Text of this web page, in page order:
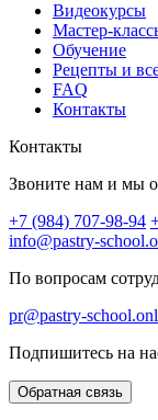
Видеокурсы
Мастер-
Обучение
Рецепты и
FAQ
Контакты
Контакты
Звоните нам и мы
+7 (984) 707-98-94
info@pastry-
По вопросам
pr@pastry-
Подпишитесь на
Обратная связь